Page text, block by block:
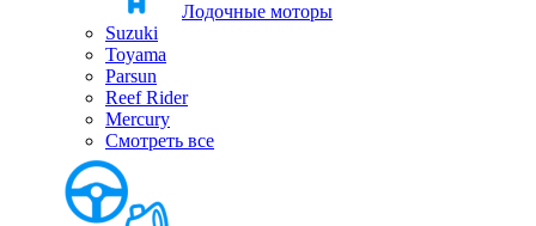
Лодочные моторы
Suzuki
Toyama
Parsun
Reef Rider
Mercury
Смотреть все